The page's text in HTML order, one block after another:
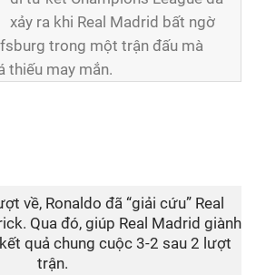
xảy ra khi Real Madrid bất ngờ
trong một trận đấu mà
thiếu may mắn.
về, Ronaldo đã “giải cứu” Real
Qua đó, giúp Real Madrid giành
quả chung cuộc 3-2 sau 2 lượt
trận.